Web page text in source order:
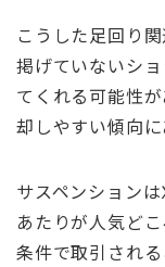
こうした足回り
掲げていないシ
てくれる可能性
却しやすい傾向に
サスペンション
あたりが人気ど
条件で取引され